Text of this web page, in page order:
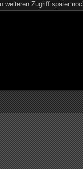
weiteren Zugriff später